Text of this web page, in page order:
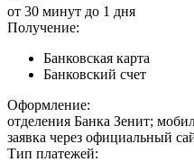
от 30 минут до 1 дня
Получение:
Банковская карта
Банковский счет
Оформление:
отделения Банка Зенит;
заявка через официальный
Тип платежей: